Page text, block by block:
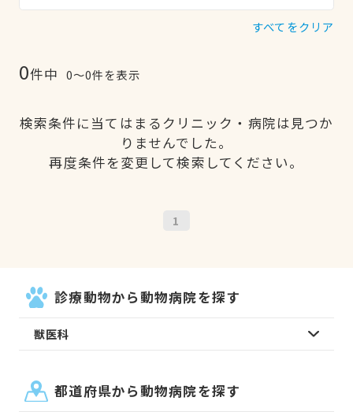
すべてをクリア
0件中 0〜0件を表示
検索条件に当てはまるクリニック・病院は見つか
りませんでした。
再度条件を変更して検索してください。
1
診療動物から動物病院を探す
獣医科
都道府県から動物病院を探す